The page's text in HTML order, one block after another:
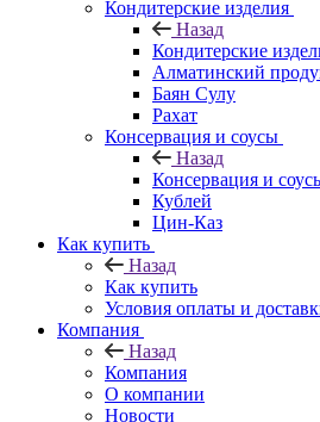
Кондитерские изделия
Назад
Кондитерские
Алматинский
Баян Сулу
Рахат
Консервация и соусы
Назад
Консервация и
Кублей
Цин-Каз
Как купить
Назад
Как купить
Условия оплаты и
Компания
Назад
Компания
О компании
Новости